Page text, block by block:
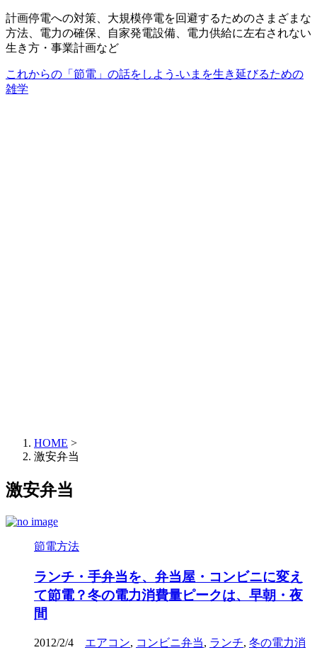
計画停電への対策、大規模停電を回避するためのさまざまな
方法、電力の確保、自家発電設備、電力供給に左右されない
生き方・事業計画など
これからの「節電」の話をしよう-いまを生き延びるための
雑学
HOME >
激安弁当
激安弁当
節電方法
ランチ・手弁当を、弁当屋・コンビニに変え
て節電？冬の電力消費量ピークは、早朝・夜
間
2012/2/4 エアコン, コンビニ弁当, ランチ, 冬の電力消